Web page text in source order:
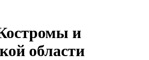
и
области